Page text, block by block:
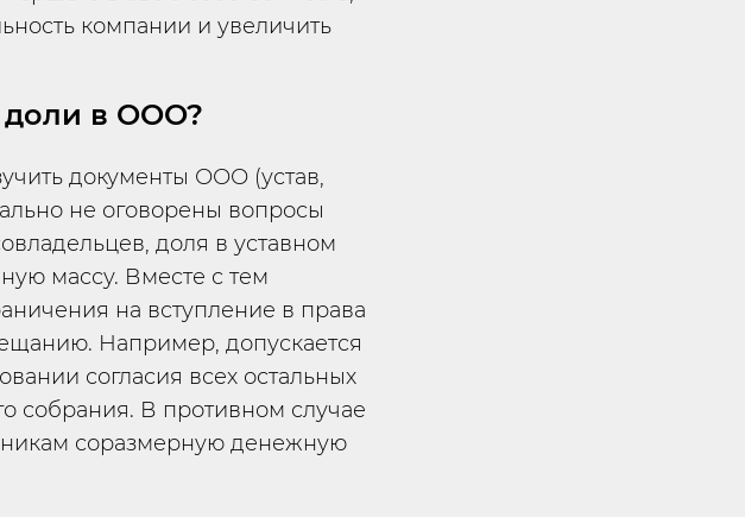
компании и увеличить
доли в ООО?
документы ООО (устав,
не оговорены вопросы
доля в уставном
массу. Вместе с тем
на вступление в права
Например, допускается
согласия всех остальных
собрания. В противном случае
соразмерную денежную